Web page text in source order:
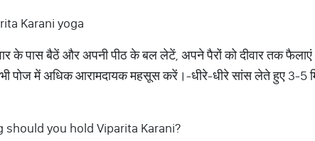
Karani yoga
के पास बैठें और अपनी पीठ के बल लेटें, अपने पैरों को दीवार तक
पोज में अधिक आरामदायक महसूस करें।-धीरे-धीरे सांस लेते हुए 3-5
should you hold Viparita Karani?